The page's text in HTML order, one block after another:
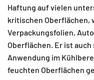
Haftung auf vielen
kritischen Oberflächen,
Verpackungsfolien,
Oberflächen. Er ist
Anwendung im
feuchten Oberflächen